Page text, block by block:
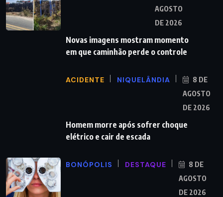
AGOSTO
DE 2026
Novas imagens mostram momento
em que caminhão perde o controle
ACIDENTE NIQUELÂNDIA
8 DE
AGOSTO
DE 2026
Homem morre após sofrer choque
elétrico e cair de escada
BONÓPOLIS DESTAQUE
8 DE
AGOSTO
DE 2026